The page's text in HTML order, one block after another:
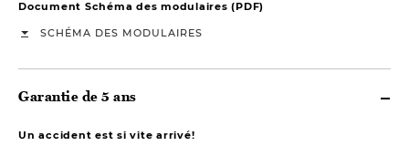
Document Schéma des modulaires (PDF)
SCHÉMA DES MODULAIRES
Garantie de 5 ans
Un accident est si vite arrivé!